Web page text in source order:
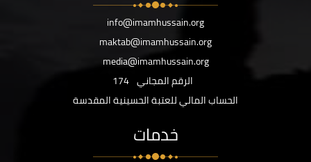
info@imamhussain.org
maktab@imamhussain.org
media@imamhussain.org
الرقم المجاني 174
الحساب المالي للعتبة الحسينية المقدسة
خدمات